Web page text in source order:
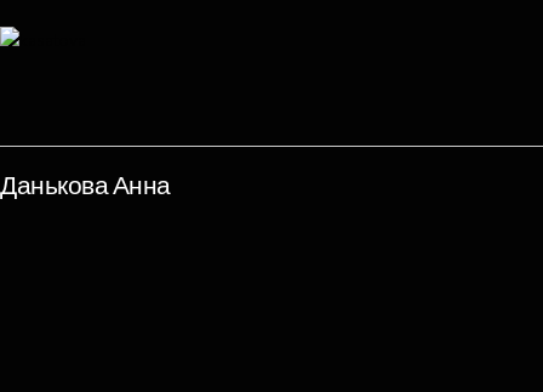
Данькова Анна